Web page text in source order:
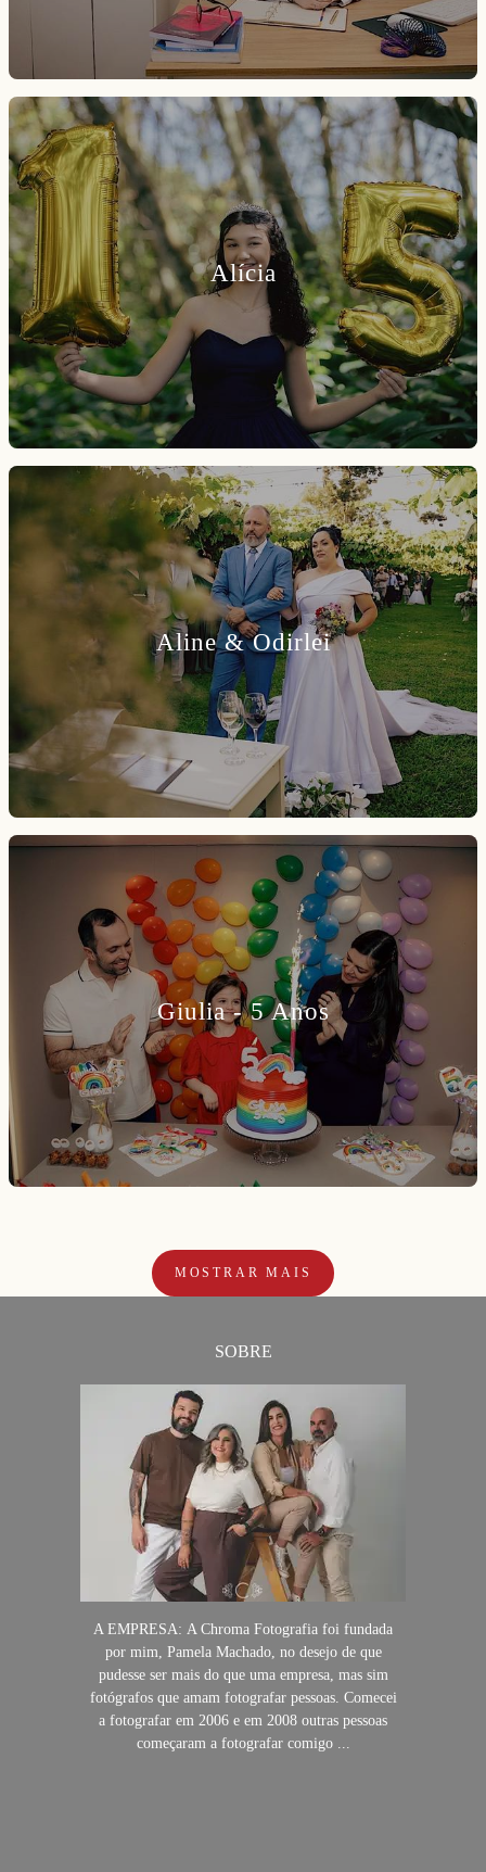
Alícia
Aline & Odirlei
Giulia - 5 Anos
MOSTRAR MAIS
SOBRE
A EMPRESA: A Chroma Fotografia foi fundada
por mim, Pamela Machado, no desejo de que
pudesse ser mais do que uma empresa, mas sim
fotógrafos que amam fotografar pessoas. Comecei
a fotografar em 2006 e em 2008 outras pessoas
começaram a fotografar comigo ...